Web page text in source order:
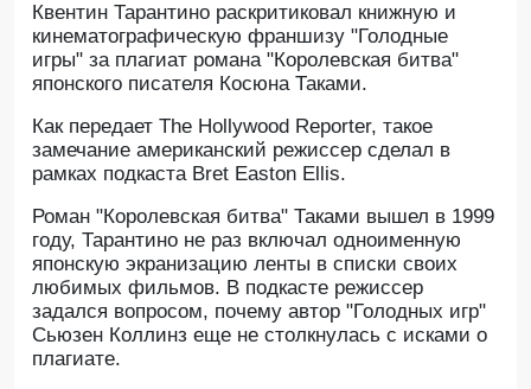
Квентин Тарантино раскритиковал книжную и
кинематографическую франшизу "Голодные
игры" за плагиат романа "Королевская битва"
японского писателя Косюна Таками.
Как передает The Hollywood Reporter, такое
замечание американский режиссер сделал в
рамках подкаста Bret Easton Ellis.
Роман "Королевская битва" Таками вышел в 1999
году, Тарантино не раз включал одноименную
японскую экранизацию ленты в списки своих
любимых фильмов. В подкасте режиссер
задался вопросом, почему автор "Голодных игр"
Сьюзен Коллинз еще не столкнулась с исками о
плагиате.